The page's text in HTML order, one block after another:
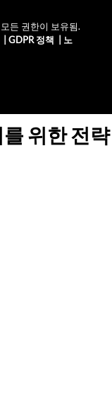
든 권한이 보유됨.
| GDPR 정책
노
위한 전략